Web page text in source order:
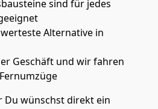
sind für jedes
Alternative in
Geschäft und wir fahren
Du wünschst direkt ein